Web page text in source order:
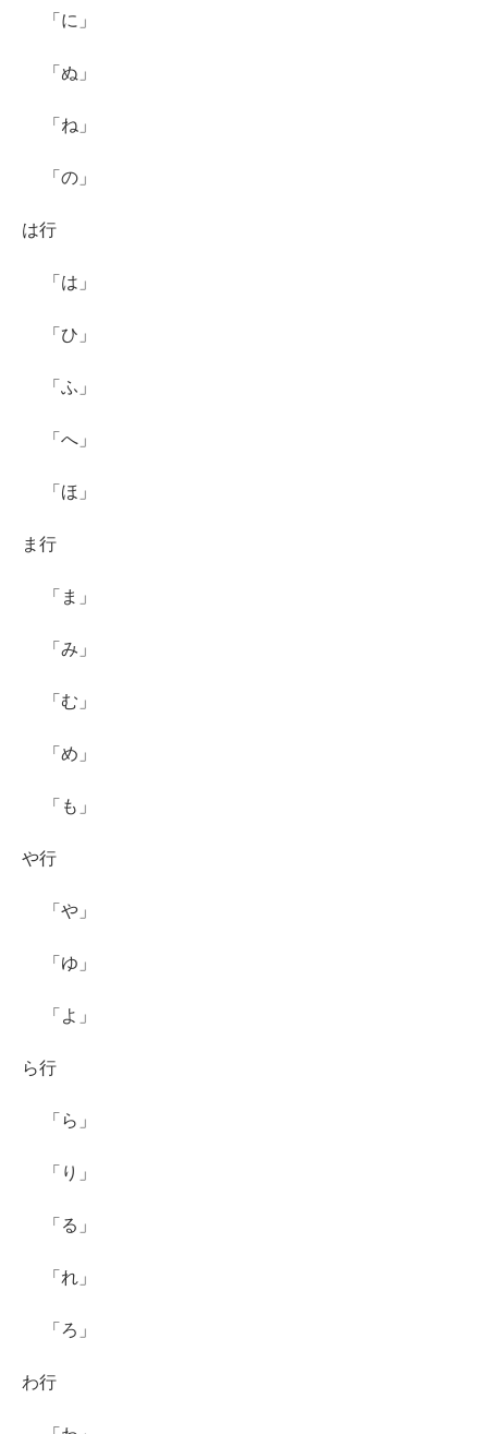
「に」
「ぬ」
「ね」
「の」
は行
「は」
「ひ」
「ふ」
「へ」
「ほ」
ま行
「ま」
「み」
「む」
「め」
「も」
や行
「や」
「ゆ」
「よ」
ら行
「ら」
「り」
「る」
「れ」
「ろ」
わ行